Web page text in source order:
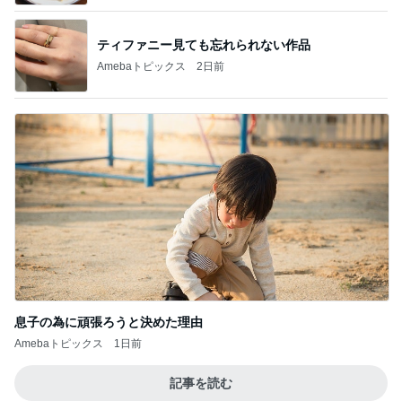
ティファニー見ても忘れられない作品
Amebaトピックス 2日前
息子の為に頑張ろうと決めた理由
Amebaトピックス 1日前
記事を読む